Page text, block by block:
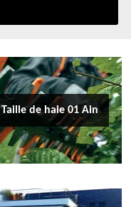
Taille de haie 01 Ain